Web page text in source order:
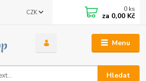
Menu
CZK
Hledat
0 ks
za 0,00 Kč